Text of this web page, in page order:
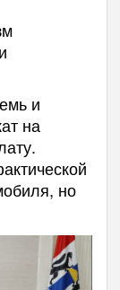
и
на
но